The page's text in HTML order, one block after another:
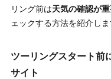
リング前は天気の確認が
ェックする方法を紹介しま
ツーリングスタート前
サイト